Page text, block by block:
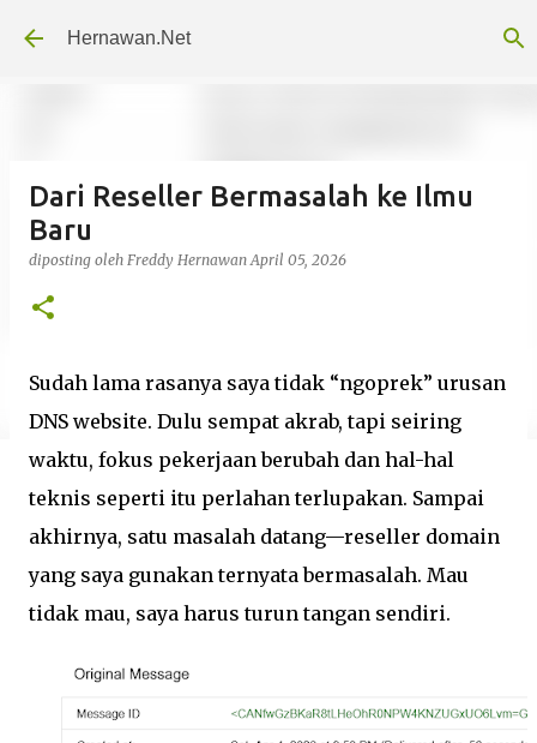
Langsung ke konten utama
Hernawan.Net
Dari Reseller Bermasalah ke Ilmu
Baru
diposting oleh Freddy Hernawan April 05, 2026
Sudah lama rasanya saya tidak “ngoprek” urusan
DNS website. Dulu sempat akrab, tapi seiring
waktu, fokus pekerjaan berubah dan hal-hal
teknis seperti itu perlahan terlupakan. Sampai
akhirnya, satu masalah datang—reseller domain
yang saya gunakan ternyata bermasalah. Mau
tidak mau, saya harus turun tangan sendiri.